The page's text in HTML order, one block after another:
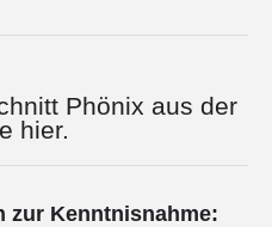
Phönix aus der
hier.
zur Kenntnisnahme: